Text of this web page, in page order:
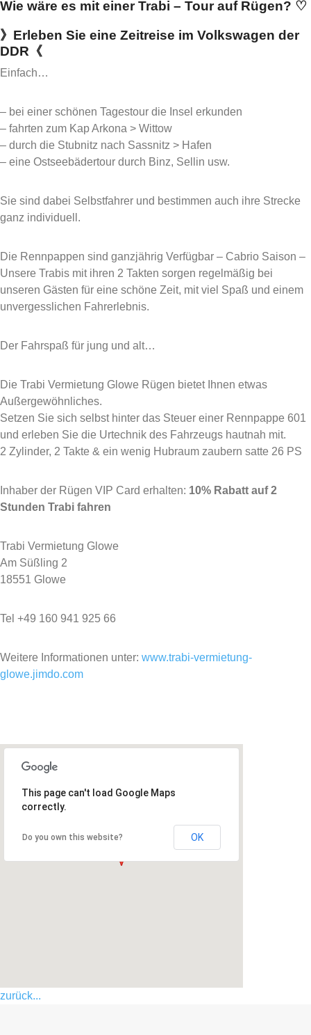
Wie wäre es mit einer Trabi – Tour auf Rügen? ♡
》Erleben Sie eine Zeitreise im Volkswagen der
DDR《
Einfach…
– bei einer schönen Tagestour die Insel erkunden
– fahrten zum Kap Arkona > Wittow
– durch die Stubnitz nach Sassnitz > Hafen
– eine Ostseebädertour durch Binz, Sellin usw.
Sie sind dabei Selbstfahrer und bestimmen auch ihre Strecke
ganz individuell.
Die Rennpappen sind ganzjährig Verfügbar – Cabrio Saison –
Unsere Trabis mit ihren 2 Takten sorgen regelmäßig bei
unseren Gästen für eine schöne Zeit, mit viel Spaß und einem
unvergesslichen Fahrerlebnis.
Der Fahrspaß für jung und alt…
Die Trabi Vermietung Glowe Rügen bietet Ihnen etwas
Außergewöhnliches.
Setzen Sie sich selbst hinter das Steuer einer Rennpappe 601
und erleben Sie die Urtechnik des Fahrzeugs hautnah mit.
2 Zylinder, 2 Takte & ein wenig Hubraum zaubern satte 26 PS
Inhaber der Rügen VIP Card erhalten: 10% Rabatt auf 2
Stunden Trabi fahren
Trabi Vermietung Glowe
Am Süßling 2
18551 Glowe
Tel +49 160 941 925 66
Weitere Informationen unter: www.trabi-vermietung-
glowe.jimdo.com
This page can't load Google Maps
correctly.
Do you own this website? OK
zurück...